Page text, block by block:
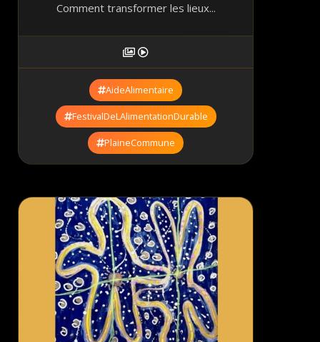
Comment transformer les lieux...
AideAlimentaire
FestivalDeLAlimentationDurable
PlaineCommune